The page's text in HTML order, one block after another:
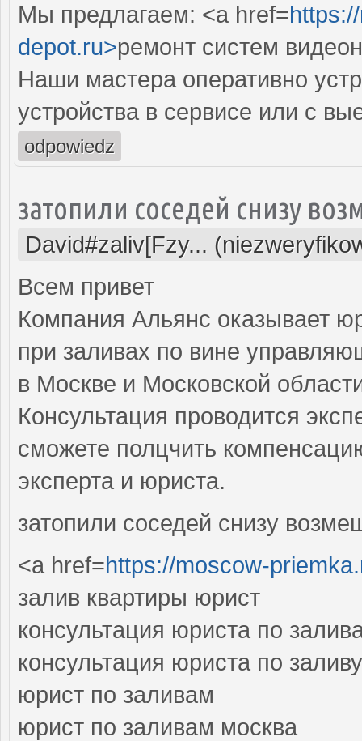
Мы предлагаем: <a href=
depot.ru>ремонт систем
Наши мастера оперативно
устройства в сервисе или с
odpowiedz
затопили соседей снизу
David#zaliv[Fzy...
Всем привет
Компания Альянс оказывает
при заливах по вине
в Москве и Московской
Консультация проводится
сможете полцчить
эксперта и юриста.
затопили соседей снизу
<a href=https://moscow-
залив квартиры юрист
консультация юриста по
консультация юриста по
юрист по заливам
юрист по заливам москва